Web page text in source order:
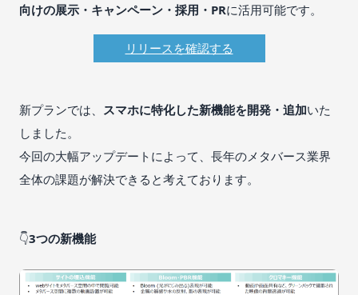
向けの展示・キャンペーン・採用・PRに活用可能です。
リリースを確認する
新プランでは、 スマホに特化した新機能を開発・追加いた
しました。
今回の大幅アップデートによって、長年のメタバース業界
全体の課題が解決できると考えております。
👇3つの新機能